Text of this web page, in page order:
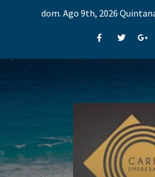
dom. Ago 9th, 2026
FacebookTwitter